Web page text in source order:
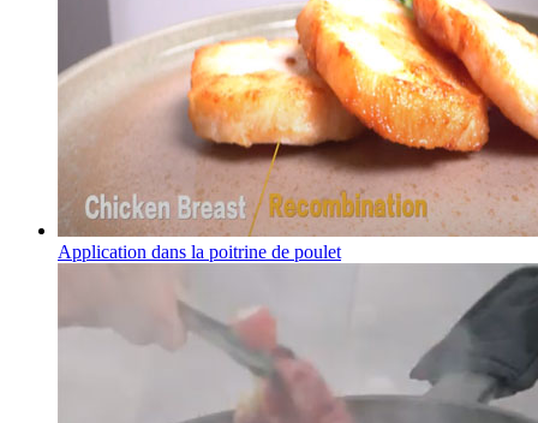
Application dans la poitrine de poulet